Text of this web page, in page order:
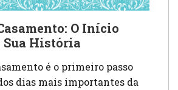
O Início
Sua História
é o primeiro passo
dias mais importantes da